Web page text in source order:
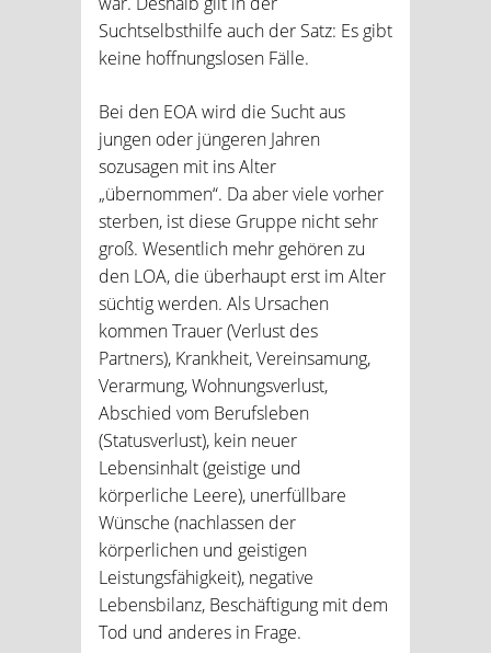
Suchtselbsthilfe auch der Satz: Es gibt
keine hoffnungslosen Fälle.
Bei den EOA wird die Sucht aus
jungen oder jüngeren Jahren
sozusagen mit ins Alter
„übernommen“. Da aber viele vorher
sterben, ist diese Gruppe nicht sehr
groß. Wesentlich mehr gehören zu
den LOA, die überhaupt erst im Alter
süchtig werden. Als Ursachen
kommen Trauer (Verlust des
Partners), Krankheit, Vereinsamung,
Verarmung, Wohnungsverlust,
Abschied vom Berufsleben
(Statusverlust), kein neuer
Lebensinhalt (geistige und
körperliche Leere), unerfüllbare
Wünsche (nachlassen der
körperlichen und geistigen
Leistungsfähigkeit), negative
Lebensbilanz, Beschäftigung mit dem
Tod und anderes in Frage.